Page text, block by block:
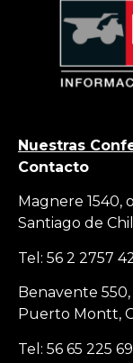
Nuestras
Contacto
Magnere 1540,
Santiago de
Tel: 56 2 2757
Benavente
Puerto Montt,
Tel: 56 65 225